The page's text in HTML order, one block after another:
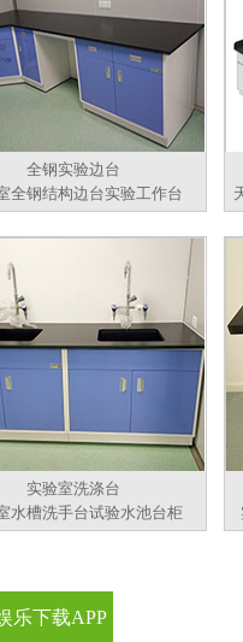
全钢实验边台
全钢结构边台实验工作台
实验室洗涤台
水槽洗手台试验水池台柜
乐下载APP